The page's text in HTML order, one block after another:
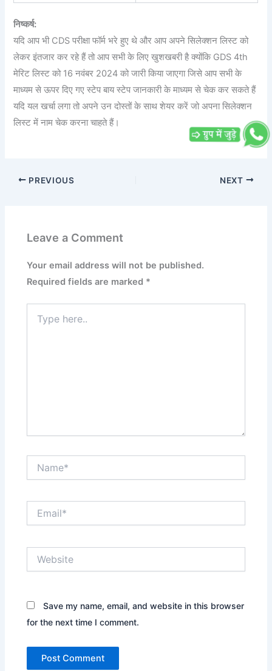
निष्कर्ष:
यदि आप भी CDS परीक्षा फॉर्म भरे हुए थे और आप अपने सिलेक्शन लिस्ट को
लेकर इंतजार कर रहे हैं तो आप सभी के लिए खुशखबरी है क्योंकि GDS 4th
मेरिट लिस्ट को 16 नवंबर 2024 को जारी किया जाएगा जिसे आप सभी के
माध्यम से ऊपर दिए गए स्टेप बाय स्टेप जानकारी के माध्यम से चेक कर सकते हैं
यदि यल खर्चा लगा तो अपने उन दोस्तों के साथ शेयर करें जो अपना सिलेक्शन
लिस्ट में नाम चेक करना चाहते हैं।
PREVIOUS NEXT
Leave a Comment
Your email address will not be published.
Required fields are marked *
here..
Save my name, email, and website in this browser
for the next time I comment.